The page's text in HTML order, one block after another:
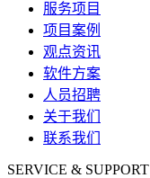
服务项目
项目案例
观点资讯
软件方案
人员招聘
关于我们
联系我们
SERVICE & SUPPORT